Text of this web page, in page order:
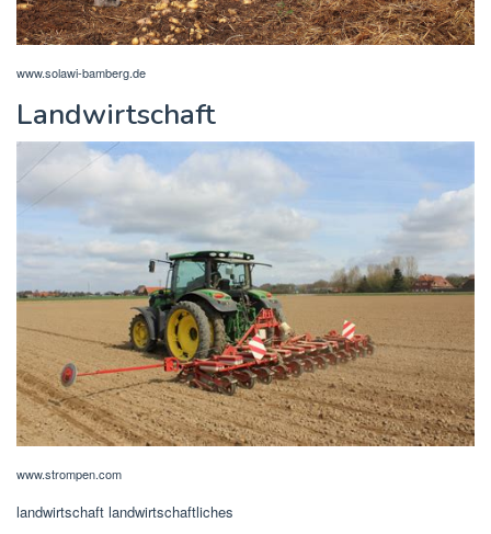
www.solawi-bamberg.de
Landwirtschaft
www.strompen.com
landwirtschaft landwirtschaftliches